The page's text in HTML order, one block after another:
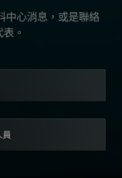
中心消息，或是聯絡
。
員